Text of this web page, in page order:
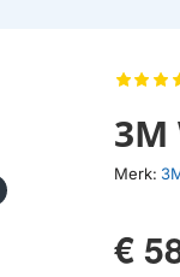
3M
Merk:
€